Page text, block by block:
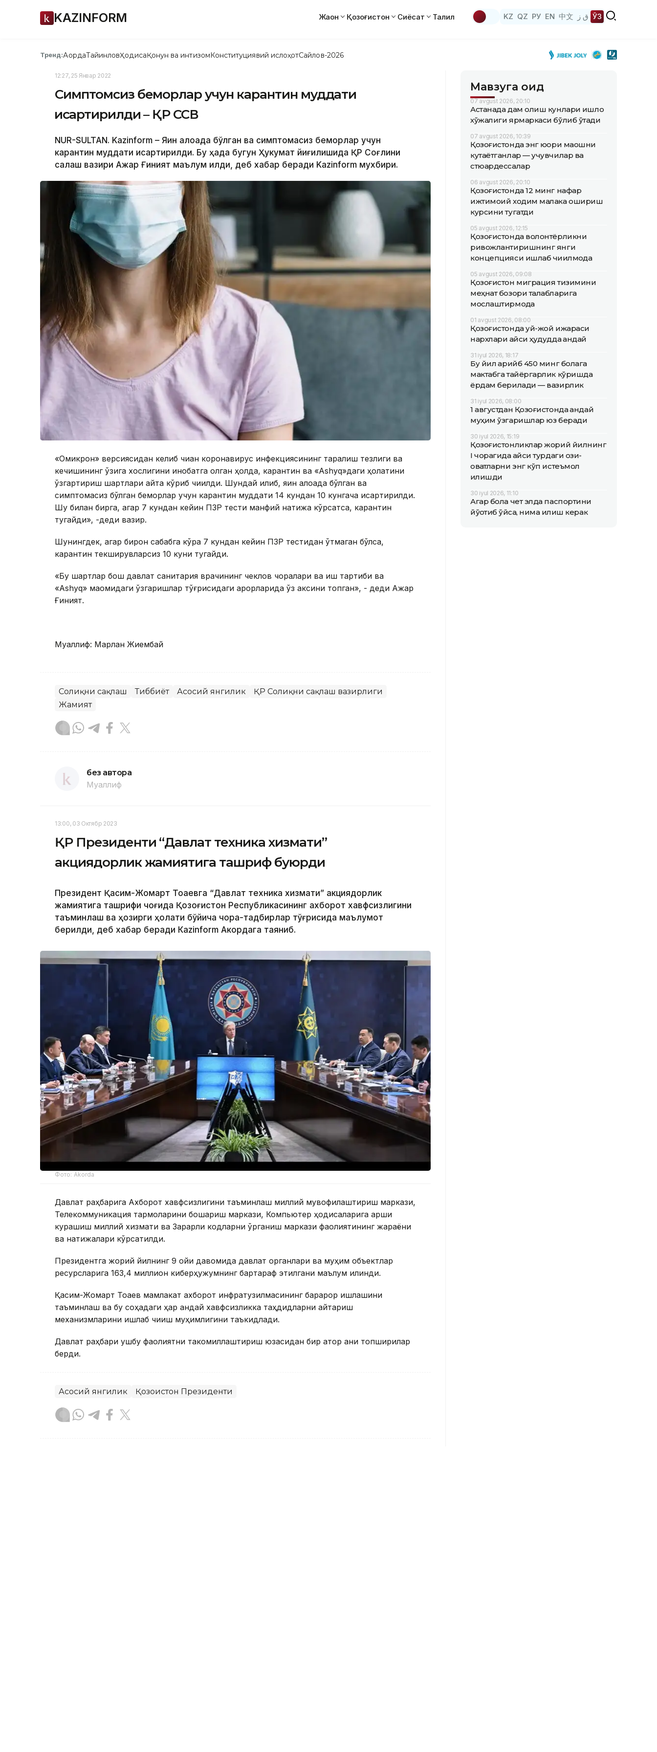
KAZINFORM Жаҳон Қозоғистон Сиёсат Таҳлил KZ QZ РУ EN 中文 ق ز ЎЗ
Тренд:АқордаТайинловҲодисаҚонун ва интизомКонституциявий ислоҳотСайлов-2026
12:27, 25 Январ 2022
Симптомсиз беморлар учун карантин муддати
қисқартирилди – ҚР ССВ
NUR-SULTAN. Kazinform – Яқин алоқада бўлган ва симптомасиз беморлар учун
карантин муддати қисқартирилди. Бу ҳақда бугун Ҳукумат йиғилишида ҚР Соғлиқни
сақлаш вазири Ажар Ғиният маълум қилди, деб хабар беради Kazinform мухбири.
«Омикрон» версиясидан келиб чиққан коронавирус инфекциясининг тарқалиш тезлиги ва
кечишининг ўзига хослигини инобатга олган ҳолда, карантин ва «Ashyq»даги ҳолатини
ўзгартириш шартлари қайта кўриб чиқилди. Шундай қилиб, яқин алоқада бўлган ва
симптомасиз бўлган беморлар учун карантин муддати 14 кундан 10 кунгача қисқартирилди.
Шу билан бирга, агар 7 кундан кейин ПЗР тести манфий натижа кўрсатса, карантин
тугайди», -деди вазир.
Шунингдек, агар бирон сабабга кўра 7 кундан кейин ПЗР тестидан ўтмаган бўлса,
карантин текширувларсиз 10 куни тугайди.
«Бу шартлар бош давлат санитария врачининг чеклов чоралари ва иш тартиби ва
«Ashyq» мақомидаги ўзгаришлар тўғрисидаги қарорларида ўз аксини топган», - деди Ажар
Ғиният.
Муаллиф: Марлан Жиембай
Соғлиқни сақлаш Тиббиёт Асосий янгилик
ҚР Соғлиқни сақлаш вазирлиги
Жамият
без автора
Муаллиф
13:00, 03 Октябр 2023
ҚР Президенти “Давлат техника хизмати”
акциядорлик жамиятига ташриф буюрди
Президент Қасим-Жомарт Тоқаевга “Давлат техника хизмати” акциядорлик
жамиятига ташрифи чоғида Қозоғистон Республикасининг ахборот хавфсизлигини
таъминлаш ва ҳозирги ҳолати бўйича чора-тадбирлар тўғрисида маълумот
берилди, деб хабар беради Каzinform Акордага таяниб.
Фото: Akorda
Давлат раҳбарига Ахборот хавфсизлигини таъминлаш миллий мувофиқлаштириш маркази,
Телекоммуникация тармоқларини бошқариш маркази, Компьютер ҳодисаларига қарши
курашиш миллий хизмати ва Зарарли кодларни ўрганиш маркази фаолиятининг жараёни
ва натижалари кўрсатилди.
Президентга жорий йилнинг 9 ойи давомида давлат органлари ва муҳим объектлар
ресурсларига 163,4 миллион киберҳужумнинг бартараф этилгани маълум қилинди.
Қасим-Жомарт Тоқаев мамлакат ахборот инфратузилмасининг барқарор ишлашини
таъминлаш ва бу соҳадаги ҳар қандай хавфсизликка таҳдидларни қайтариш
механизмларини ишлаб чиқиш муҳимлигини таъкидлади.
Давлат раҳбари ушбу фаолиятни такомиллаштириш юзасидан бир қатор аниқ топшириқлар
берди.
Асосий янгилик Қозоғистон Президенти
Мавзуга оид
07 avgust 2026, 20:10
Астанада дам олиш кунлари қишлоқ
хўжалиги ярмаркаси бўлиб ўтади
07 avgust 2026, 10:39
Қозоғистонда энг юқори маошни
кутаётганлар — учувчилар ва
стюардессалар
06 avgust 2026, 20:10
Қозоғистонда 12 минг нафар
ижтимоий ходим малака ошириш
курсини тугатди
05 avgust 2026, 12:15
Қозоғистонда волонтёрликни
ривожлантиришнинг янги
концепцияси ишлаб чиқилмоқда
05 avgust 2026, 09:08
Қозоғистон миграция тизимини
меҳнат бозори талабларига
мослаштирмоқда
01 avgust 2026, 08:00
Қозоғистонда уй-жой ижараси
нархлари қайси ҳудудда қандай
31 iyul 2026, 18:17
Бу йил қарийб 450 минг болага
мактабга тайёргарлик кўришда
ёрдам берилади — вазирлик
31 iyul 2026, 08:00
1 августдан Қозоғистонда қандай
муҳим ўзгаришлар юз беради
30 iyul 2026, 15:19
Қозоғистонликлар жорий йилнинг
I чорагида қайси турдаги озиқ-
овқатларни энг кўп истеъмол
қилишди
30 iyul 2026, 11:10
Агар бола чет элда паспортини
йўқотиб қўйса, нима қилиш керак